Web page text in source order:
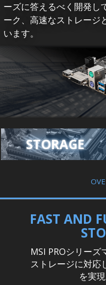
ーズに答えるべく開発し
ーク、高速なストレージ
います。
STORAGE
FAST AND
MSI PROシリー
ストレージに対応
を実現